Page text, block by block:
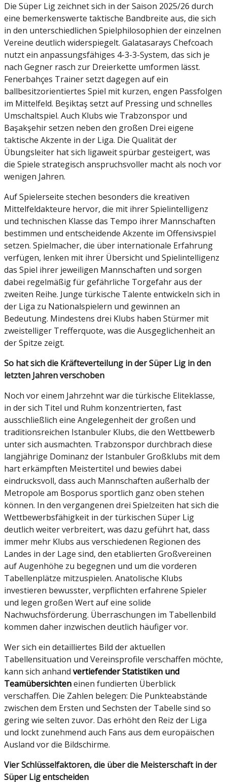
Die Süper Lig zeichnet sich in der Saison 2025/26 durch
eine bemerkenswerte taktische Bandbreite aus, die sich
in den unterschiedlichen Spielphilosophien der einzelnen
Vereine deutlich widerspiegelt. Galatasarays Chefcoach
nutzt ein anpassungsfähiges 4-3-3-System, das sich je
nach Gegner rasch zur Dreierkette umformen lässt.
Fenerbahçes Trainer setzt dagegen auf ein
ballbesitzorientiertes Spiel mit kurzen, engen Passfolgen
im Mittelfeld. Beşiktaş setzt auf Pressing und schnelles
Umschaltspiel. Auch Klubs wie Trabzonspor und
Başakşehir setzen neben den großen Drei eigene
taktische Akzente in der Liga. Die Qualität der
Übungsleiter hat sich ligaweit spürbar gesteigert, was
die Spiele strategisch anspruchsvoller macht als noch vor
wenigen Jahren.
Auf Spielerseite stechen besonders die kreativen
Mittelfeldakteure hervor, die mit ihrer Spielintelligenz
und technischen Klasse das Tempo ihrer Mannschaften
bestimmen und entscheidende Akzente im Offensivspiel
setzen. Spielmacher, die über internationale Erfahrung
verfügen, lenken mit ihrer Übersicht und Spielintelligenz
das Spiel ihrer jeweiligen Mannschaften und sorgen
dabei regelmäßig für gefährliche Torgefahr aus der
zweiten Reihe. Junge türkische Talente entwickeln sich in
der Liga zu Nationalspielern und gewinnen an
Bedeutung. Mindestens drei Klubs haben Stürmer mit
zweistelliger Trefferquote, was die Ausgeglichenheit an
der Spitze zeigt.
So hat sich die Kräfteverteilung in der Süper Lig in den
letzten Jahren verschoben
Noch vor einem Jahrzehnt war die türkische Eliteklasse,
in der sich Titel und Ruhm konzentrierten, fast
ausschließlich eine Angelegenheit der großen und
traditionsreichen Istanbuler Klubs, die den Wettbewerb
unter sich ausmachten. Trabzonspor durchbrach diese
langjährige Dominanz der Istanbuler Großklubs mit dem
hart erkämpften Meistertitel und bewies dabei
eindrucksvoll, dass auch Mannschaften außerhalb der
Metropole am Bosporus sportlich ganz oben stehen
können. In den vergangenen drei Spielzeiten hat sich die
Wettbewerbsfähigkeit in der türkischen Süper Lig
deutlich weiter verbreitert, was dazu geführt hat, dass
immer mehr Klubs aus verschiedenen Regionen des
Landes in der Lage sind, den etablierten Großvereinen
auf Augenhöhe zu begegnen und um die vorderen
Tabellenplätze mitzuspielen. Anatolische Klubs
investieren bewusster, verpflichten erfahrene Spieler
und legen großen Wert auf eine solide
Nachwuchsförderung. Überraschungen im Tabellenbild
kommen daher inzwischen deutlich häufiger vor.
Wer sich ein detailliertes Bild der aktuellen
Tabellensituation und Vereinsprofile verschaffen möchte,
kann sich anhand vertiefender Statistiken und
Teamübersichteneinen fundierten Überblick
verschaffen. Die Zahlen belegen: Die Punkteabstände
zwischen dem Ersten und Sechsten der Tabelle sind so
gering wie selten zuvor. Das erhöht den Reiz der Liga
und lockt zunehmend auch Fans aus dem europäischen
Ausland vor die Bildschirme.
Vier Schlüsselfaktoren, die über die Meisterschaft in der
Süper Lig entscheiden